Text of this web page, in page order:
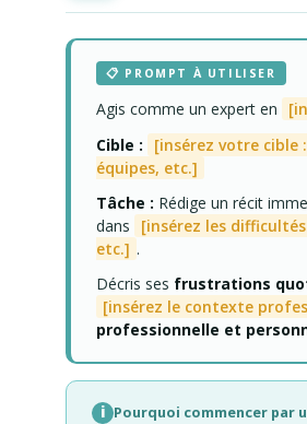
📋 PROMPT À UTILISER
Agis comme un expert en
Cible :
[insérez votre cible
équipes, etc.]
Tâche : Rédige un récit
dans
[insérez les
etc.] .
Décris ses frustrations
[insérez le contexte
professionnelle et
i Pourquoi commencer par